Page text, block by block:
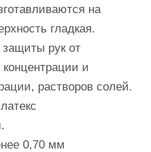
на
гладкая.
рук от
и
растворов солей.
0,70 мм